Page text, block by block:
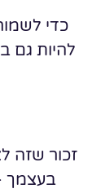
כדי
להיות גם
זכור שזה
בעצמך